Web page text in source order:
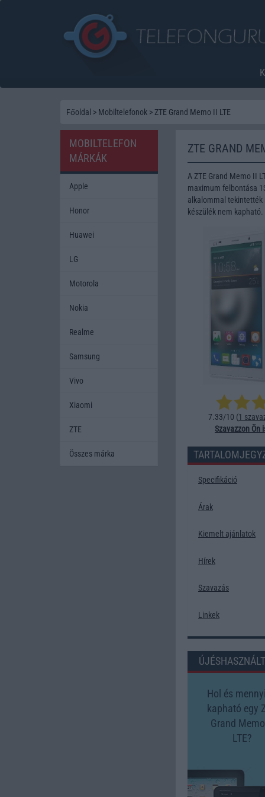
Főoldal > Mobiltelefonok > ZTE Grand Memo II LTE
ZTE GRAND
A ZTE Grand Memo II
maximum felbontása
alkalommal tekintették
készülék nem kapható.
7.33/10 (1
Szavazzon Ön
Specifikáció
Árak
Kiemelt ajánlatok
Hírek
Szavazás
Linkek
Hol és
kapható egy
Grand
LTE?
MOBILTELEFON
MÁRKÁK
Apple
Honor
Huawei
LG
Motorola
Nokia
Realme
Samsung
Vivo
Xiaomi
ZTE
Összes márka